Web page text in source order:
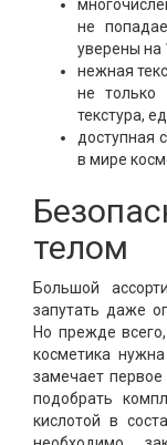
не
уверены на
нежная
не только
текстура,
доступная
в мире
телом
Большой
запутать даже
Но прежде
косметика
замечает
подобрать
кислотой в